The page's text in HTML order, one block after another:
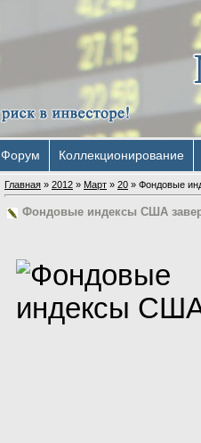
Форум Коллекционирование
Главная » 2012 » Март » 20 » Фондовые
Фондовые индексы США